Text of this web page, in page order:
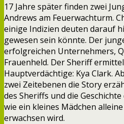
17 Jahre später finden zwei
Andrews am Feuerwachturm.
einige Indizien deuten darauf
gewesen sein könnte. Der
erfolgreichen Unternehmers,
Frauenheld. Der Sheriff
Hauptverdächtige: Kya Clark.
zwei Zeitebenen die Story
des Sheriffs und die Geschichte
wie ein kleines Mädchen
erwachsen wird.